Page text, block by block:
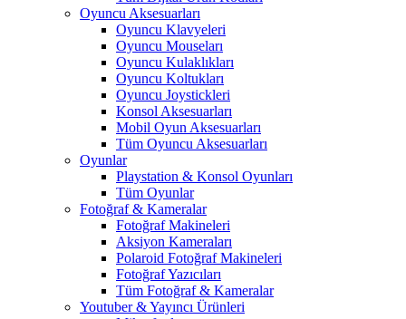
Oyuncu Aksesuarları
Oyuncu Klavyeleri
Oyuncu Mouseları
Oyuncu Kulaklıkları
Oyuncu Koltukları
Oyuncu Joystickleri
Konsol Aksesuarları
Mobil Oyun Aksesuarları
Tüm Oyuncu Aksesuarları
Oyunlar
Playstation & Konsol Oyunları
Tüm Oyunlar
Fotoğraf & Kameralar
Fotoğraf Makineleri
Aksiyon Kameraları
Polaroid Fotoğraf Makineleri
Fotoğraf Yazıcıları
Tüm Fotoğraf & Kameralar
Youtuber & Yayıncı Ürünleri